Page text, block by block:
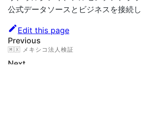
公式データソースとビジネスを接続し
Edit this page
Previous
🇲🇽 メキシコ法人検証
Next